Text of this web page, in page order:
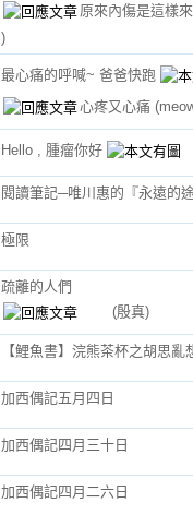
原來內傷是這樣
)
最心痛的呼喊~ 爸爸快跑
心疼又心痛
Hello , 腫瘤你好
閱讀筆記─唯川惠的『永遠的
極限
疏離的人們
(殷真)
【鯉魚書】浣熊茶杯之胡思亂
加西偶記五月四日
加西偶記四月三十日
加西偶記四月二六日